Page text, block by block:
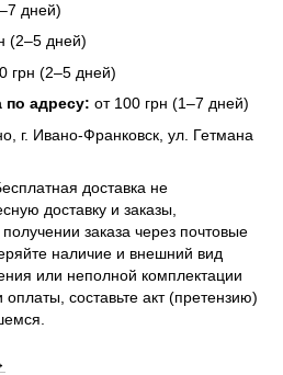
дней)
(2–5 дней)
грн (2–5 дней)
по адресу: от 100 грн (1–7 дней)
г. Ивано-Франковск, ул. Гетмана
доставка не
доставку и заказы,
заказа через почтовые
наличие и внешний вид
или неполной комплектации
составьте акт (претензию)